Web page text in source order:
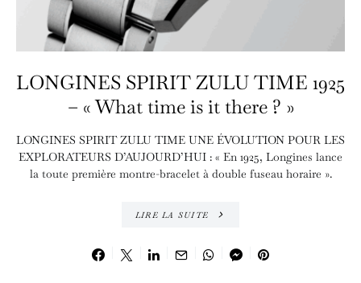
LONGINES SPIRIT ZULU TIME 1925
– « What time is it there ? »
LONGINES SPIRIT ZULU TIME UNE ÉVOLUTION POUR LES
EXPLORATEURS D’AUJOURD’HUI : « En 1925, Longines lance
la toute première montre-bracelet à double fuseau horaire ».
LIRE LA SUITE